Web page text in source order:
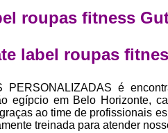
roupas
roupas fitness
label roupas
é
egípcio em Belo Horizonte,
ao time de profissionais
treinada para atender